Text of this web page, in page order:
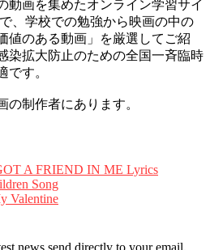
動画を集めたオンライン学習サイ
、学校での勉強から映画の中の
値のある動画」を厳選してご紹
染拡大防止のための全国一斉臨時
です。
の制作者にあります。
A FRIEND IN ME Lyrics
Song
Valentine